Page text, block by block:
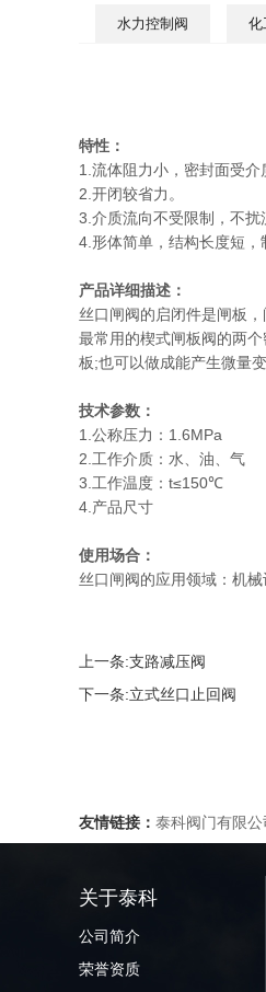
水力控制阀 化
特性：
1.流体阻力小，密封面受介
2.开闭较省力。
3.介质流向不受限制，不扰
4.形体简单，结构长度短，
产品详细描述：
丝口闸阀的启闭件是闸板
最常用的楔式闸板阀的两
板;也可以做成能产生微量
技术参数：
1.公称压力：1.6MPa
2.工作介质：水、油、气
3.工作温度：t≤150℃
4.产品尺寸
使用场合：
丝口闸阀的应用领域：机
上一条:支路减压阀
下一条:立式丝口止回阀
友情链接： 泰科阀门有限公
关于泰科
公司简介
荣誉资质